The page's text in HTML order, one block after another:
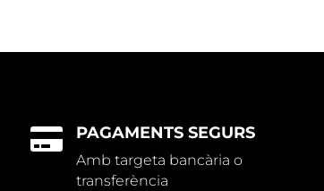
 PAGAMENTS SEGURS
Amb targeta bancària o
transferència